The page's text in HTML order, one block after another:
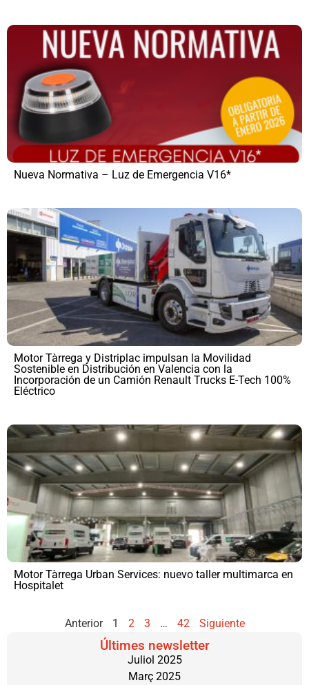
Nueva Normativa – Luz de Emergencia V16*
Motor Tàrrega y Distriplac impulsan la Movilidad
Sostenible en Distribución en Valencia con la
Incorporación de un Camión Renault Trucks E-Tech 100%
Eléctrico
Motor Tàrrega Urban Services: nuevo taller multimarca en
Hospitalet
Anterior 1 2 3 … 42 Siguiente
Últimes newsletter
Juliol 2025
Març 2025